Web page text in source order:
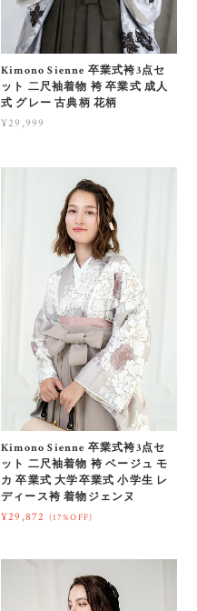
Kimono Sienne 卒業式袴3点セ
ット 二尺袖着物 袴 卒業式 成人
式 グレー 古典柄 花柄
¥29,999
Kimono Sienne 卒業式袴3点セ
ット 二尺袖着物 袴 ベージュ モ
カ 卒業式 大学卒業式 小学生 レ
ディース袴 着物ジェンヌ
¥29,872 (17%OFF)